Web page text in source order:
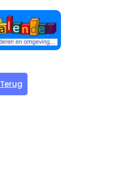
Terug